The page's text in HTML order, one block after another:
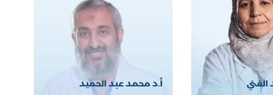
أ.د محمد عبد الحميد الغني